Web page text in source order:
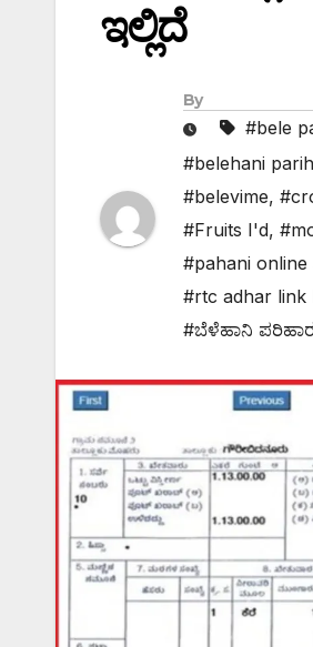
ಇಲ್ಲಿದೆ
By
#bele
#belehani
#belevime,
#Fruits I'd,
#pahani online
#rtc adhar link
#ಬೆಳೆಹಾನಿ